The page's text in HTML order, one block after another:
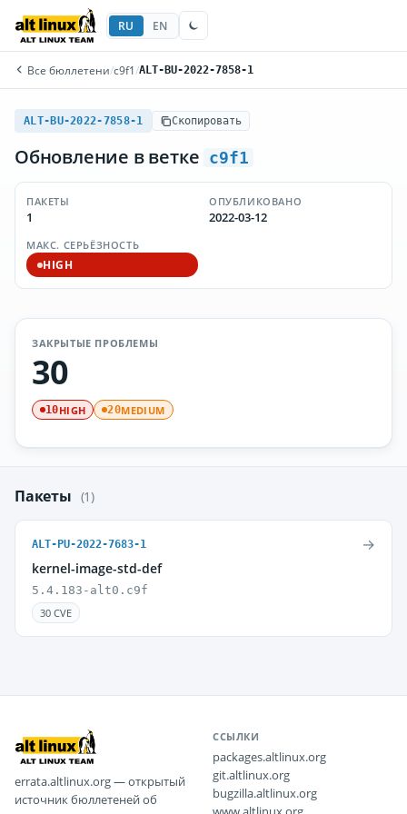
RU EN
Все бюллетени/c9f1 /ALT-BU-2022-7858-1
ALT-BU-2022-7858-1 Скопировать
Обновление в ветке c9f1
ПАКЕТЫ
1
ОПУБЛИКОВАНО
2022-03-12
МАКС. СЕРЬЁЗНОСТЬ
HIGH
ЗАКРЫТЫЕ ПРОБЛЕМЫ
30
10HIGH 20MEDIUM
Пакеты (1)
ALT-PU-2022-7683-1
kernel-image-std-def
5.4.183-alt0.c9f
30 CVE
→
errata.altlinux.org — открытый
источник бюллетеней об
ССЫЛКИ
packages.altlinux.org
git.altlinux.org
bugzilla.altlinux.org